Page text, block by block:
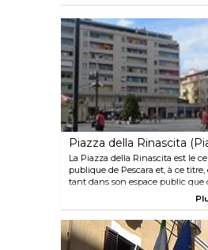
Piazza della Rinascita
La Piazza della Rinascita est le
publique de Pescara et, à ce titre,
tant dans son espace public que
cafés. C'est un excellent endroit
l'après-midi. De plus, la place se
en un centre animé, accueillant
festivals en plein air.